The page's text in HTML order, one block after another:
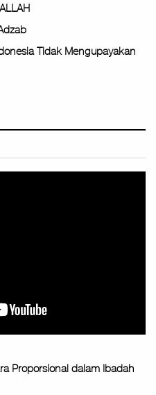
Tidak Mengupayakan
Proporsional dalam Ibadah